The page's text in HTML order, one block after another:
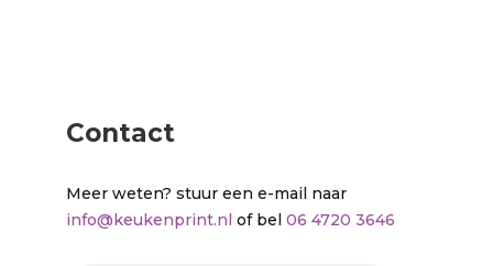
Contact
Meer weten? stuur een e-mail naar
info@keukenprint.nl of bel 06 4720 3646